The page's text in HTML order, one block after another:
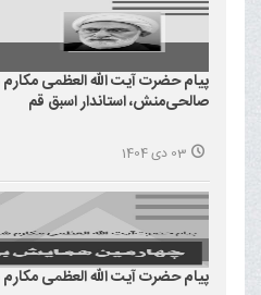
پیام حضرت آیت الله العظمی
صالحی‌منش، استاندار اسبق قم
03 دی 1404
پیام حضرت آیت الله العظمی